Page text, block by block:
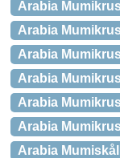
Arabia
Arabia
Arabia
Arabia
Arabia
Arabia
Arabia